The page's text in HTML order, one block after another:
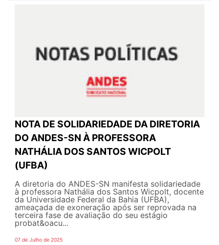
NOTA DE SOLIDARIEDADE DA DIRETORIA
DO ANDES-SN À PROFESSORA
NATHÁLIA DOS SANTOS WICPOLT
(UFBA)
A diretoria do ANDES-SN manifesta solidariedade
à professora Nathália dos Santos Wicpolt, docente
da Universidade Federal da Bahia (UFBA),
ameaçada de exoneração após ser reprovada na
terceira fase de avaliação do seu estágio
probat&oacu...
07 de Julho de 2025